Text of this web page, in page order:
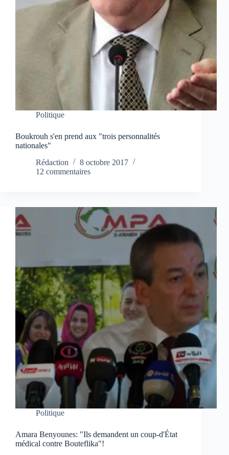
Politique
Boukrouh s'en prend aux "trois personnalités
nationales"
Rédaction
8 octobre 2017
12 commentaires
Politique
Amara Benyounes: "Ils demandent un coup-d'État
médical contre Bouteflika"!